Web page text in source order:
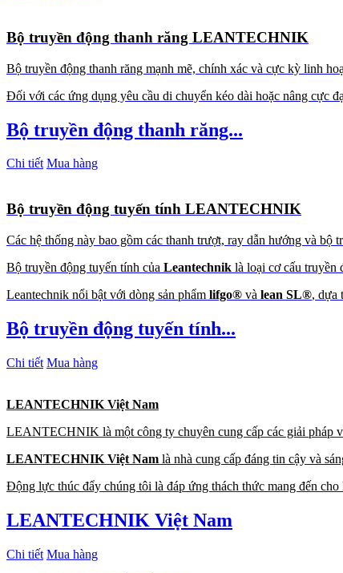
Bộ truyền động thanh răng LEANTECHNIK
Bộ truyền động thanh răng mạnh mẽ, chính xác và cực kỳ linh
Đối với các ứng dụng yêu cầu di chuyển kéo dài hoặc nâng cực
Bộ truyền động thanh răng...
Chi tiết Mua hàng
Bộ truyền động tuyến tính LEANTECHNIK
Các hệ thống này bao gồm các thanh trượt, ray dẫn hướng và
Bộ truyền động tuyến tính của Leantechnik là loại cơ cấu truyền
Leantechnik nổi bật với dòng sản phẩm lifgo® và lean SL®, dựa
Bộ truyền động tuyến tính...
Chi tiết Mua hàng
LEANTECHNIK Việt Nam
LEANTECHNIK là một công ty chuyên cung cấp các giải pháp
LEANTECHNIK Việt Nam là nhà cung cấp đáng tin cậy và
Động lực thúc đẩy chúng tôi là đáp ứng thách thức mang đến
LEANTECHNIK Việt Nam
Chi tiết Mua hàng